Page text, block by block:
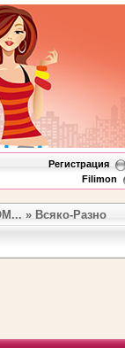
Регистрация
Filimon
» Всяко-Разно